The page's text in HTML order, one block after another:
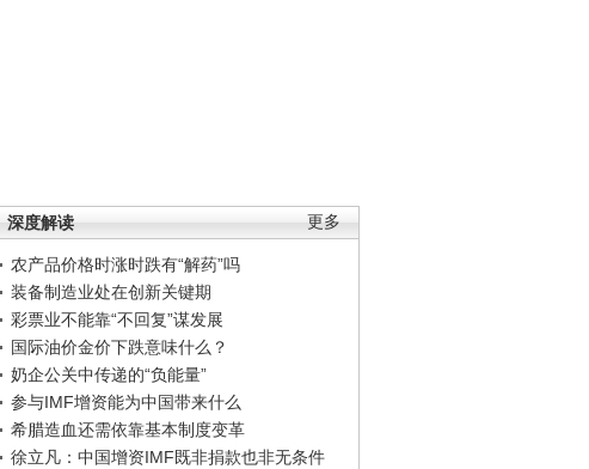
更多
深度解读
农产品价格时涨时跌有“解药”吗
装备制造业处在创新关键期
彩票业不能靠“不回复”谋发展
国际油价金价下跌意味什么？
奶企公关中传递的“负能量”
参与IMF增资能为中国带来什么
希腊造血还需依靠基本制度变革
徐立凡：中国增资IMF既非捐款也非无条件